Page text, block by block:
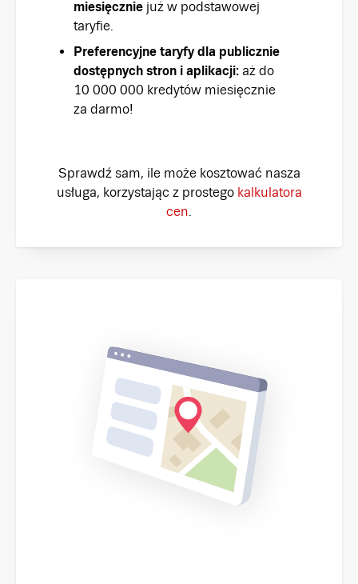
miesięcznie już w podstawowej
taryfie.
Preferencyjne taryfy dla publicznie
dostępnych stron i aplikacji: aż do
10 000 000 kredytów miesięcznie
za darmo!
Sprawdź sam, ile może kosztować nasza
usługa, korzystając z prostego kalkulatora
cen.